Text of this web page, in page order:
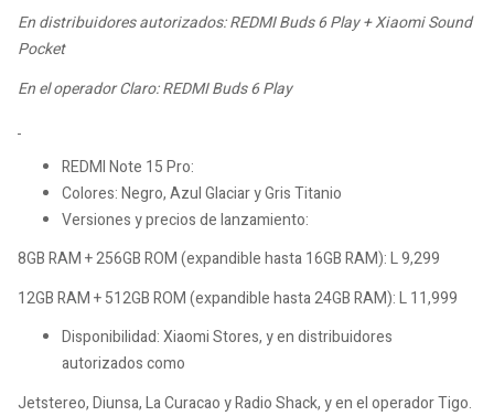
En distribuidores autorizados: REDMI Buds 6 Play + Xiaomi Sound
Pocket
En el operador Claro:REDMI Buds 6 Play
REDMI Note 15 Pro:
Colores: Negro, Azul Glaciar y Gris Titanio
Versiones y precios de lanzamiento:
8GB RAM + 256GB ROM (expandible hasta 16GB RAM): L 9,299
12GB RAM + 512GB ROM (expandible hasta 24GB RAM): L 11,999
Disponibilidad: Xiaomi Stores, y en distribuidores
autorizados como
Jetstereo, Diunsa, La Curacao y Radio Shack, y en el operador Tigo.